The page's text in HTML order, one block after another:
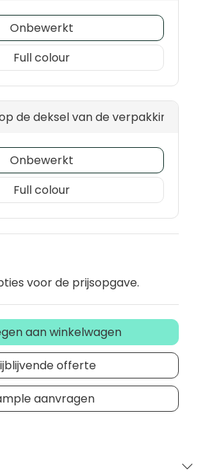
Onbewerkt
Full colour
de deksel van de verpakking (Ø
Onbewerkt
Full colour
voor de prijsopgave.
aan winkelwagen
offerte
aanvragen